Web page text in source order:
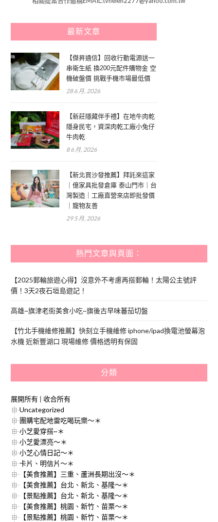
最新文章
【傑昇通信】回收行動電源送一
串衛生紙 換200元配件購物金 空
機破盤價 挑戰手機市場最低價
28 6 月, 2026
【新莊隱藏伴手禮】在地牛肉乾
隱身民宅，資深肉乾工廠小兔仔
牛肉乾
8 6 月, 2026
【新北買沙發推薦】拜託來這家
｜億家具批發倉庫 泰山門市｜台
灣製造｜工廠直營來店即批發價
｜寵物友善
29 5 月, 2026
熱門文章與頁面︰
【2025郵輪旅遊心得】沒意外不考慮再搭郵輪！太陽公主號評
價！3天2夜石垣島遊記！
高雄~旗津老街美食小吃~旗後古早味蕃茄切盤
【竹北手機維修推薦】快刻立手機維修 iphone/ipad換電池螢幕泡
水機 近新豐湖口 現場維修 價格透明有保固
分類
展開所有 | 收合所有
Uncategorized
團購宅配地雷吃喝玩樂～＊
小芝愛穿搭~＊
小芝愛漂亮～＊
小芝心情日記～＊
卡片、明信片～＊
【美食推薦】三重、蘆洲長期出沒～＊
【美食推薦】台北、新北、基隆～＊
【景點推薦】台北、新北、基隆～＊
【美食推薦】桃園、新竹、苗栗～＊
【景點推薦】桃園、新竹、苗栗～＊